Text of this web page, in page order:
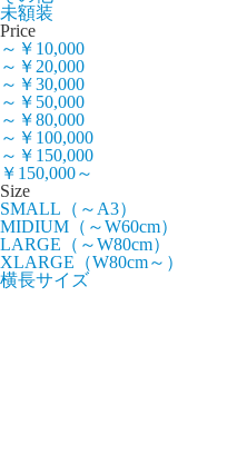
未額装
Price
～￥10,000
～￥20,000
～￥30,000
～￥50,000
～￥80,000
～￥100,000
～￥150,000
￥150,000～
Size
SMALL（～A3）
MIDIUM（～W60cm）
LARGE（～W80cm）
XLARGE（W80cm～）
横長サイズ